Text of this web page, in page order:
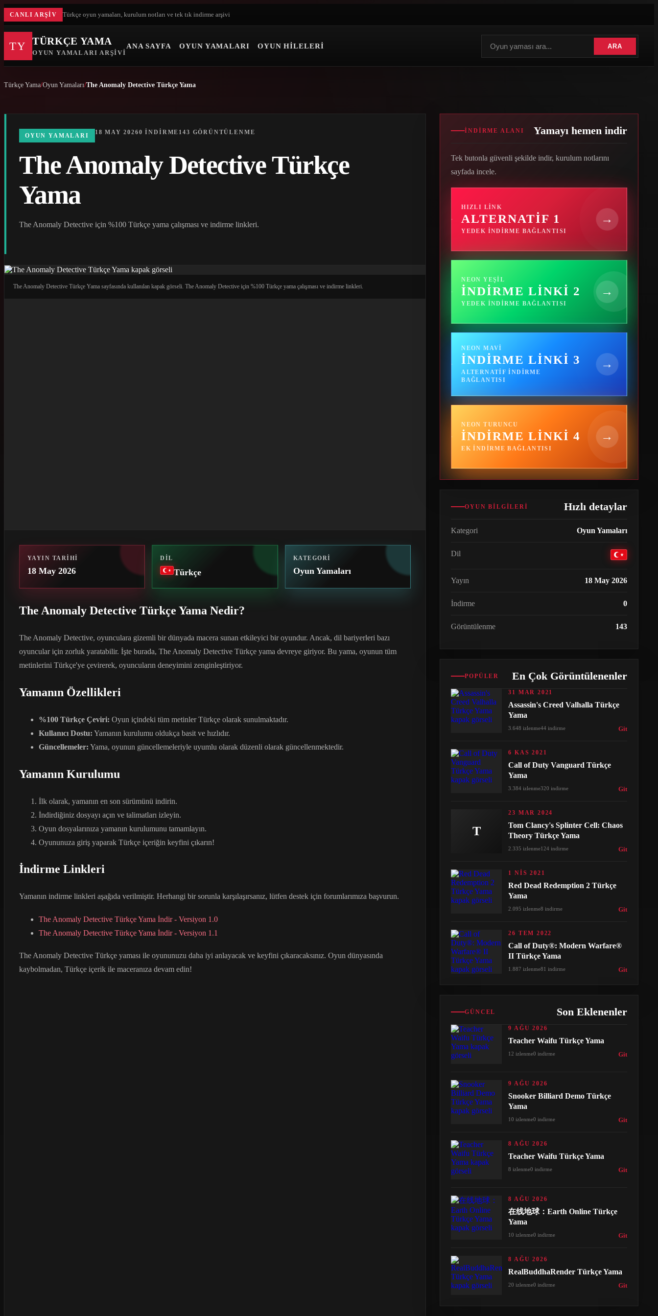
CANLI ARŞIV Türkçe oyun yamaları, kurulum notları ve tek tık indirme arşivi
TY TÜRKÇE YAMA
OYUN YAMALARI ARŞIVI
ANA SAYFA OYUN YAMALARI OYUN HILELERI ARA
Türkçe Yama Oyun Yamaları The Anomaly Detective Türkçe Yama
OYUN YAMALARI 18 MAY 20260 INDIRME 143 GÖRÜNTÜLENME
The Anomaly Detective Türkçe
Yama
The Anomaly Detective için %100 Türkçe yama çalışması ve indirme linkleri.
The Anomaly Detective Türkçe Yama sayfasında kullanılan kapak görseli. The Anomaly Detective için %100 Türkçe yama çalışması ve indirme linkleri.
YAYIN TARIHI
18 May 2026
DIL
Türkçe
KATEGORI
Oyun Yamaları
The Anomaly Detective Türkçe Yama Nedir?
The Anomaly Detective, oyunculara gizemli bir dünyada macera sunan etkileyici bir oyundur. Ancak, dil bariyerleri bazı
oyuncular için zorluk yaratabilir. İşte burada, The Anomaly Detective Türkçe yama devreye giriyor. Bu yama, oyunun tüm
metinlerini Türkçe'ye çevirerek, oyuncuların deneyimini zenginleştiriyor.
Yamanın Özellikleri
%100 Türkçe Çeviri: Oyun içindeki tüm metinler Türkçe olarak sunulmaktadır.
Kullanıcı Dostu: Yamanın kurulumu oldukça basit ve hızlıdır.
Güncellemeler: Yama, oyunun güncellemeleriyle uyumlu olarak düzenli olarak güncellenmektedir.
Yamanın Kurulumu
İlk olarak, yamanın en son sürümünü indirin.
İndirdiğiniz dosyayı açın ve talimatları izleyin.
Oyun dosyalarınıza yamanın kurulumunu tamamlayın.
Oyununuza giriş yaparak Türkçe içeriğin keyfini çıkarın!
İndirme Linkleri
Yamanın indirme linkleri aşağıda verilmiştir. Herhangi bir sorunla karşılaşırsanız, lütfen destek için forumlarımıza başvurun.
The Anomaly Detective Türkçe Yama İndir - Versiyon 1.0
The Anomaly Detective Türkçe Yama İndir - Versiyon 1.1
The Anomaly Detective Türkçe yaması ile oyununuzu daha iyi anlayacak ve keyfini çıkaracaksınız. Oyun dünyasında
kaybolmadan, Türkçe içerik ile maceranıza devam edin!
İNDIRME ALANI Yamayı hemen indir
Tek butonla güvenli şekilde indir, kurulum notlarını
sayfada incele.
HIZLI LINK
ALTERNATIF 1
YEDEK INDIRME BAĞLANTISI
→
NEON YEŞIL
İNDIRME LINKI 2
YEDEK INDIRME BAĞLANTISI
→
NEON MAVI
İNDIRME LINKI 3
ALTERNATIF INDIRME
BAĞLANTISI
→
NEON TURUNCU
İNDIRME LINKI 4
EK INDIRME BAĞLANTISI
→
OYUN BILGILERI Hızlı detaylar
Kategori Oyun Yamaları
Dil
Yayın 18 May 2026
İndirme 0
Görüntülenme 143
POPÜLER En Çok Görüntülenenler
31 MAR 2021
Assassin's Creed Valhalla Türkçe
Yama
3.648 izlenme44 indirme Git
6 KAS 2021
Call of Duty Vanguard Türkçe
Yama
3.384 izlenme320 indirme Git
T
23 MAR 2024
Tom Clancy's Splinter Cell: Chaos
Theory Türkçe Yama
2.335 izlenme124 indirme Git
1 NIS 2021
Red Dead Redemption 2 Türkçe
Yama
2.095 izlenme8 indirme Git
26 TEM 2022
Call of Duty®: Modern Warfare®
II Türkçe Yama
1.887 izlenme81 indirme Git
GÜNCEL Son Eklenenler
9 AĞU 2026
Teacher Waifu Türkçe Yama
12 izlenme0 indirme Git
9 AĞU 2026
Snooker Billiard Demo Türkçe
Yama
10 izlenme0 indirme Git
8 AĞU 2026
Teacher Waifu Türkçe Yama
8 izlenme0 indirme Git
8 AĞU 2026
在线地球：Earth Online Türkçe
Yama
10 izlenme0 indirme Git
8 AĞU 2026
RealBuddhaRender Türkçe Yama
20 izlenme0 indirme Git